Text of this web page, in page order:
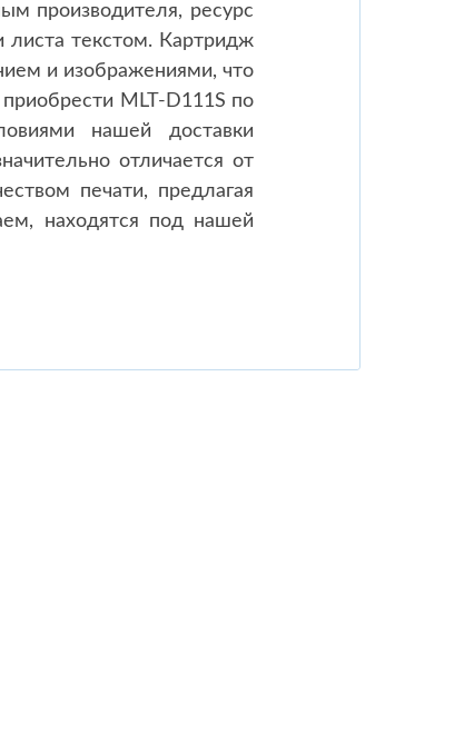
производителя, ресурс
листа текстом. Картридж
и изображениями, что
MLT-D111S по
нашей доставки
отличается от
печати, предлагая
находятся под нашей